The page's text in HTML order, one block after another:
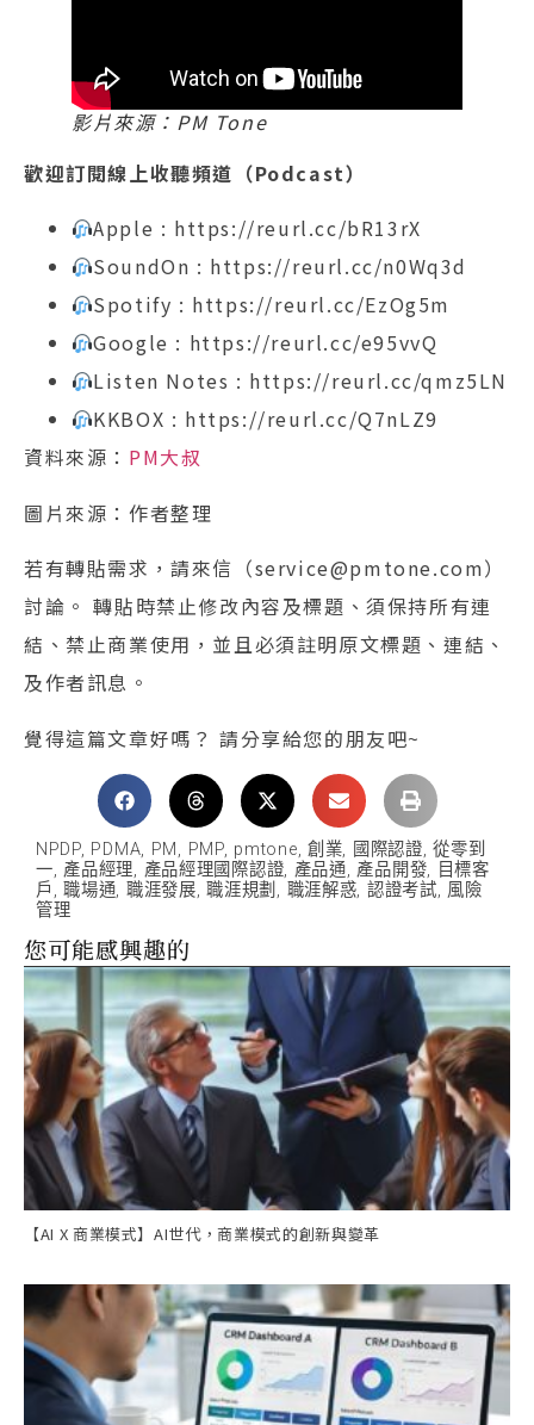
影片來源：PM Tone
歡迎訂閱線上收聽頻道（Podcast）
Apple : https://reurl.cc/bR13rX
SoundOn : https://reurl.cc/n0Wq3d
Spotify : https://reurl.cc/EzOg5m
Google : https://reurl.cc/e95vvQ
Listen Notes : https://reurl.cc/qmz5LN
KKBOX : https://reurl.cc/Q7nLZ9
資料來源： PM大叔
圖片來源：作者整理
若有轉貼需求，請來信（service@pmtone.com）
討論。 轉貼時禁止修改內容及標題、須保持所有連
結、禁止商業使用，並且必須註明原文標題、連結、
及作者訊息。
覺得這篇文章好嗎？ 請分享給您的朋友吧~
NPDP, PDMA, PM, PMP, pmtone, 創業, 國際認證,從零到
一, 產品經理, 產品經理國際認證, 產品通, 產品開發, 目標客
戶 ,職場通, 職涯發展,職涯規劃 , 職涯解惑, 認證考試, 風險
管理
您可能感興趣的
【AI X 商業模式】AI世代，商業模式的創新與變革